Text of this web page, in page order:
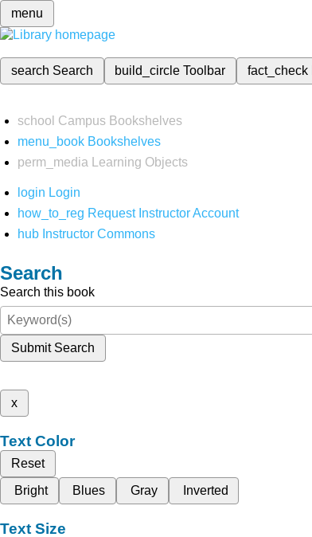
menu
search Search build_circleToolbar fact_check
school Campus Bookshelves
menu_book Bookshelves
perm_media
Learning Objects
login Login
how_to_reg Request Instructor Account
hub Instructor Commons
Search
Search this book
Submit Search
x
Text Color
Reset
Bright
Blues Gray Inverted
Text Size